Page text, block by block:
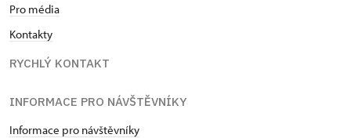
Pro média
Kontakty
RYCHLÝ KONTAKT
INFORMACE PRO NÁVŠTĚVNÍKY
Informace pro návštěvníky